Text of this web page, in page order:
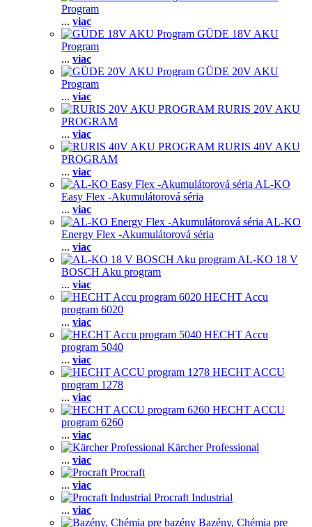
Program
... viac
GÜDE 18V AKU
Program
... viac
GÜDE 20V AKU
Program
... viac
RURIS 20V AKU
PROGRAM
... viac
RURIS 40V AKU
PROGRAM
... viac
AL-KO
Easy Flex -Akumulátorová séria
... viac
AL-KO
Energy Flex -Akumulátorová séria
... viac
AL-KO 18 V
BOSCH Aku program
... viac
HECHT Accu
program 6020
... viac
HECHT Accu
program 5040
... viac
HECHT ACCU
program 1278
... viac
HECHT ACCU
program 6260
... viac
Kärcher Professional
... viac
Procraft
... viac
Procraft Industrial
... viac
Bazény, Chémia pre